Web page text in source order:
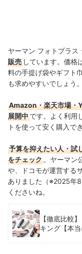
ヤーマン フォトプラス
販売 しています。価
料の手提げ袋やギフト
も求めやすいでしょう。
Amazon・楽天市場・
展開中です。よく利用
トを使って安く購入で
予算を抑えたい人・試
をチェック 。ヤーマン
や、ドコモが運営する
ありました（※2025年
くださいね。
【徹底比較
キング【本